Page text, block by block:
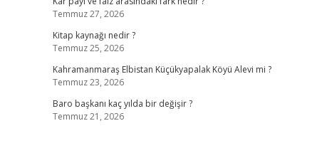
Temmuz 27, 2026
Kitap kaynağı nedir ?
Temmuz 25, 2026
Kahramanmaraş Elbistan Küçükyapalak Köyü Alevi mi ?
Temmuz 23, 2026
Baro başkanı kaç yılda bir değişir ?
Temmuz 21, 2026